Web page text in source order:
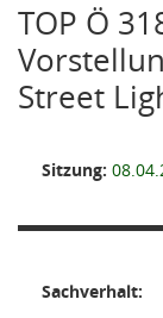
TOP Ö
Street
Sitzung:
Sachverhalt: